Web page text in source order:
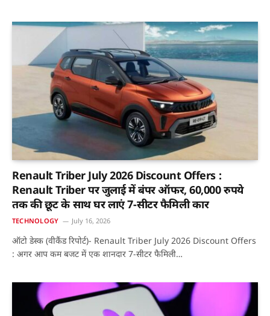
Renault Triber July 2026 Discount Offers :
Renault Triber पर जुलाई में बंपर ऑफर, 60,000 रुपये
तक की छूट के साथ घर लाएं 7-सीटर फैमिली कार
TECHNOLOGY July 16, 2026
ऑटो डेस्क (वीकैंड रिपोर्ट)- Renault Triber July 2026 Discount Offers
: अगर आप कम बजट में एक शानदार 7-सीटर फैमिली…